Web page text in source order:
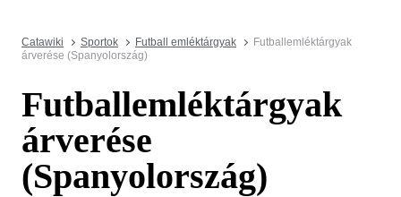
Catawiki Sportok Futball emléktárgyak
Futballemléktárgyak
árverése (Spanyolország)
Futballemléktárgyak
árverése
(Spanyolország)